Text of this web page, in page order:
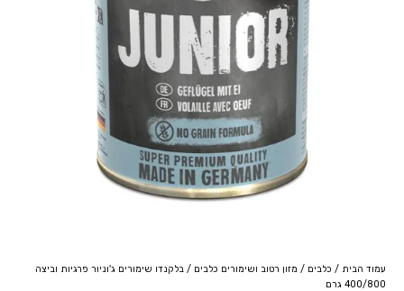
עמוד הבית / כלבים / מזון רטוב ושימורים כלבים / בלקנדו שימורים ג'וניור פרגיות וביצה
400/800 גרם